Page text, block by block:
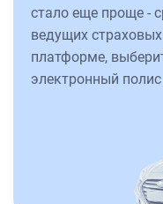
стало еще проще -
ведущих
платформе,
электронный